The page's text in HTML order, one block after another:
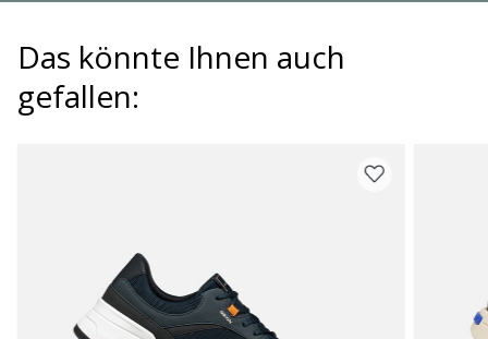
Das könnte Ihnen auch
gefallen: